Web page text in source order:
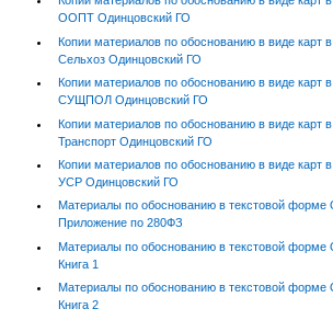
ООПТ Одинцовский ГО
Копии материалов по обоснованию в виде карт
Сельхоз Одинцовский ГО
Копии материалов по обоснованию в виде карт
СУЩПОЛ Одинцовский ГО
Копии материалов по обоснованию в виде карт
Транспорт Одинцовский ГО
Копии материалов по обоснованию в виде карт
УСР Одинцовский ГО
Материалы по обоснованию в текстовой форме
Приложение по 280ФЗ
Материалы по обоснованию в текстовой форме
Книга 1
Материалы по обоснованию в текстовой форме
Книга 2